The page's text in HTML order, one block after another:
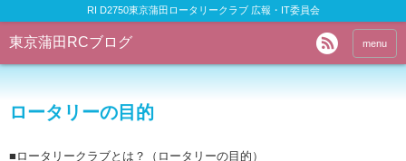
RI D2750東京蒲田ロータリークラブ 広報・IT委員会
東京蒲田RCブログ menu
ロータリーの目的
■ロータリークラブとは？（ロータリーの目的）